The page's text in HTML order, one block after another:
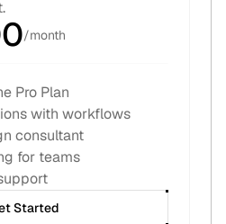
/month
Pro Plan
with workflows
consultant
for teams
Started